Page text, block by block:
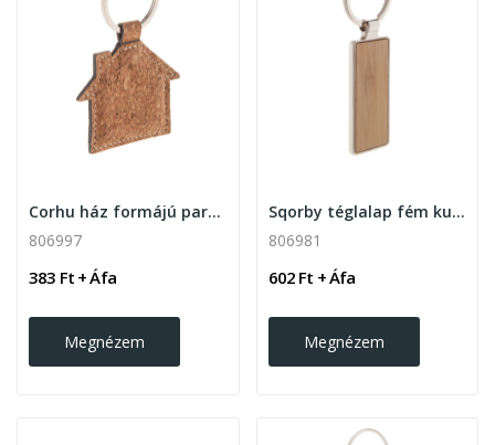
Corhu ház formájú parafa kulcstartó
806997
383 Ft + Áfa
Megnézem
Sqorby téglalap fém kulcstartó bambusz betéttel.
806981
602 Ft + Áfa
Megnézem